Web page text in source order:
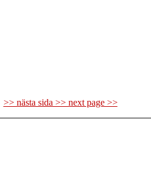
>> nästa sida >> next page >>